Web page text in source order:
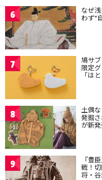
6 なぜ
わず“
7 鳩サ
限定
「は
8 土偶
発掘
が新
9 『豊
戦！
将・